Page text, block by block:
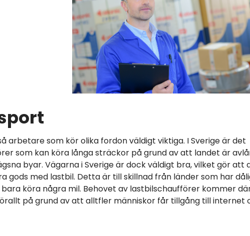
arbetare som kör olika fordon väldigt viktiga. I Sverige är det
som kan köra långa sträckor på grund av att landet är
byar. Vägarna i Sverige är dock väldigt bra, vilket gör att
med lastbil. Detta är till skillnad från länder som har
köra några mil. Behovet av lastbilschaufförer kommer
på grund av att alltfler människor får tillgång till internet